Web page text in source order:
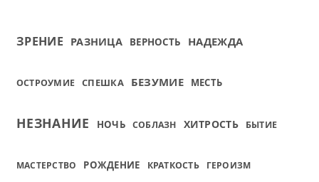
ЗРЕНИЕ РАЗНИЦА ВЕРНОСТЬ НАДЕЖДА
ОСТРОУМИЕ СПЕШКА БЕЗУМИЕ МЕСТЬ
НЕЗНАНИЕ НОЧЬ СОБЛАЗН ХИТРОСТЬ БЫТИЕ
МАСТЕРСТВО РОЖДЕНИЕ КРАТКОСТЬ ГЕРОИЗМ